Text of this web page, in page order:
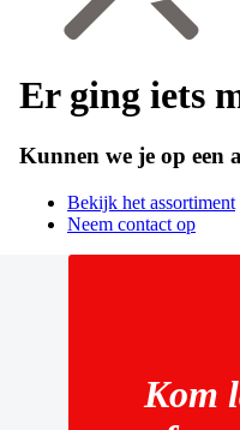
Er ging iets
Kunnen we je op een
Bekijk het assortiment
Neem contact op
Kom